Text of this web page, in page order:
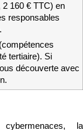
2 160 € TTC) en
responsables
tertiaire). Si
découverte avec
la